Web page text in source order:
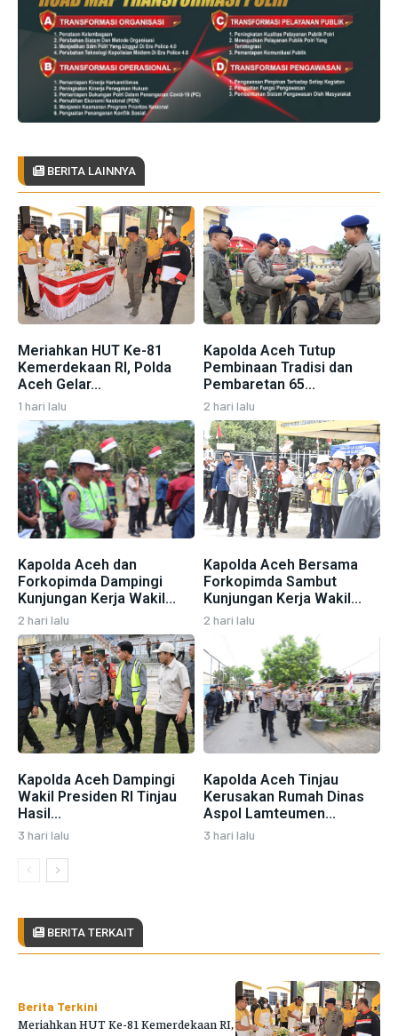
BERITA LAINNYA
Meriahkan HUT Ke-81
Kemerdekaan RI, Polda
Aceh Gelar...
1 hari lalu
Kapolda Aceh Tutup
Pembinaan Tradisi dan
Pembaretan 65...
2 hari lalu
Kapolda Aceh dan
Forkopimda Dampingi
Kunjungan Kerja Wakil...
2 hari lalu
Kapolda Aceh Bersama
Forkopimda Sambut
Kunjungan Kerja Wakil...
2 hari lalu
Kapolda Aceh Dampingi
Wakil Presiden RI Tinjau
Hasil...
3 hari lalu
Kapolda Aceh Tinjau
Kerusakan Rumah Dinas
Aspol Lamteumen...
3 hari lalu
BERITA TERKAIT
Berita Terkini
Meriahkan HUT Ke-81 Kemerdekaan RI,